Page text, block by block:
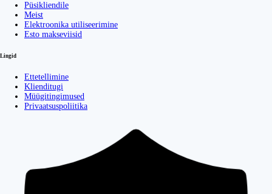
Püsikliendile
Meist
Elektroonika utiliseerimine
Esto makseviisid
Lingid
Ettetellimine
Klienditugi
Müügitingimused
Privaatsuspoliitika